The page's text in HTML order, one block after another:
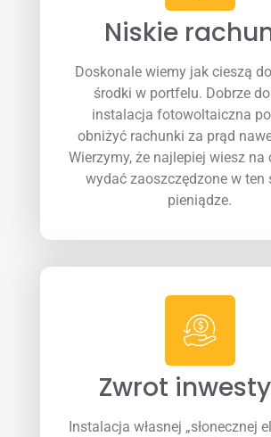
Niskie
Doskonale wiemy jak cieszą
środki w portfelu. Dobrze
instalacja fotowoltaiczna
obniżyć rachunki za prąd
Wierzymy, że najlepiej wiesz na
wydać zaoszczędzone w ten
pieniądze.
Zwrot
Instalacja własnej „słonecznej